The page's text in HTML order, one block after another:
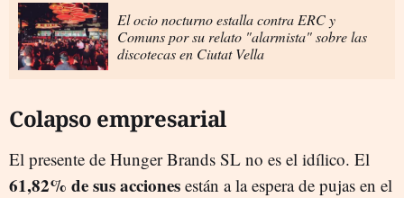
El ocio nocturno estalla contra ERC y
Comuns por su relato "alarmista" sobre las
discotecas en Ciutat Vella
Colapso empresarial
El presente de Hunger Brands SL no es el idílico. El
61,82% de sus acciones están a la espera de pujas en el